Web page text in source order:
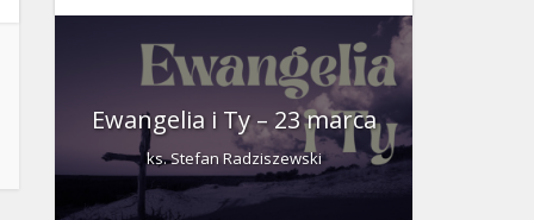
Ewangelia i Ty – 23 marca
ks. Stefan Radziszewski